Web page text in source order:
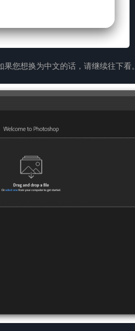
您想换为中文的话，请继续往下看。